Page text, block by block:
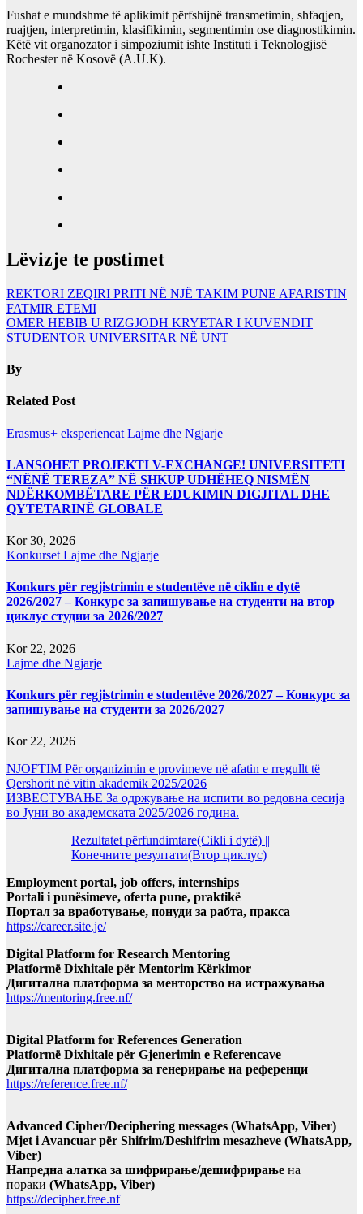
Fushat e mundshme të aplikimit përfshijnë transmetimin, shfaqjen,
ruajtjen, interpretimin, klasifikimin, segmentimin ose diagnostikimin.
Këtë vit organozator i simpoziumit ishte Instituti i Teknologjisë
Rochester në Kosovë (A.U.K).
Lëvizje te postimet
REKTORI ZEQIRI PRITI NË NJË TAKIM PUNE AFARISTIN
FATMIR ETEMI
OMER HEBIB U RIZGJODH KRYETAR I KUVENDIT
STUDENTOR UNIVERSITAR NË UNT
By
Related Post
Erasmus+ eksperiencat Lajme dhe Ngjarje
LANSOHET PROJEKTI V-EXCHANGE! UNIVERSITETI
“NËNË TEREZA” NË SHKUP UDHËHEQ NISMËN
NDËRKOMBËTARE PËR EDUKIMIN DIGJITAL DHE
QYTETARINË GLOBALE
Kor 30, 2026
Konkurset Lajme dhe Ngjarje
Konkurs për regjistrimin e studentëve në ciklin e dytë
2026/2027 – Конкурс за запишување на студенти на втор
циклус студии за 2026/2027
Kor 22, 2026
Lajme dhe Ngjarje
Konkurs për regjistrimin e studentëve 2026/2027 – Конкурс за
запишување на студенти за 2026/2027
Kor 22, 2026
NJOFTIM Për organizimin e provimeve në afatin e rregullt të
Qershorit në vitin akademik 2025/2026
ИЗВЕСТУВАЊЕ За одржување на испити во редовна сесија
во Јуни во академската 2025/2026 година.
Rezultatet përfundimtare(Cikli i dytë) ||
Конечните резултати(Втор циклус)
Employment portal, job offers, internships
Portali i punësimeve, oferta pune, praktikë
Портал за вработување, понуди за рабта, пракса
https://career.site.je/
Digital Platform for Research Mentoring
Platformë Dixhitale për Mentorim Kërkimor
Дигитална платформа за менторство на истражувања
https://mentoring.free.nf/
Digital Platform for References Generation
Platformë Dixhitale për Gjenerimin e Referencave
Дигитална платформа за генерирање на референци
https://reference.free.nf/
Advanced Cipher/Deciphering messages (WhatsApp, Viber)
Mjet i Avancuar për Shifrim/Deshifrim mesazheve (WhatsApp,
Viber)
Напредна алатка за шифрирање/дешифрирање на
пораки (WhatsApp, Viber)
https://decipher.free.nf